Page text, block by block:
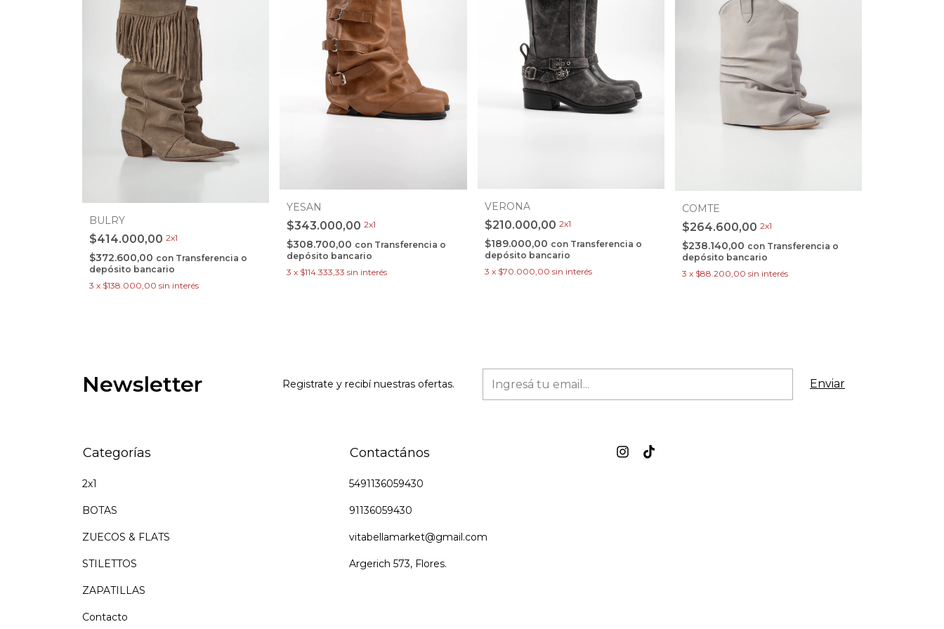
BULRY
$414.000,00 2x1
$372.600,00 con Transferencia o
depósito bancario
3 x $138.000,00 sin interés
YESAN
$343.000,002x1
$308.700,00 con Transferencia o
depósito bancario
3 x $114.333,33 sin interés
VERONA
$210.000,00 2x1
$189.000,00 con Transferencia o
depósito bancario
3 x $70.000,00 sin interés
COMTE
$264.600,00 2x1
$238.140,00 con Transferencia o
depósito bancario
3 x $88.200,00 sin interés
Newsletter Registrate y recibí nuestras ofertas.
Categorías
2x1
BOTAS
ZUECOS & FLATS
STILETTOS
ZAPATILLAS
Contacto
Contactános
5491136059430
91136059430
vitabellamarket@gmail.com
Argerich 573, Flores.